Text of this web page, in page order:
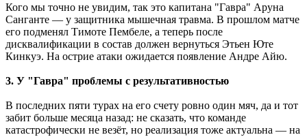
Кого мы точно не увидим, так это капитана "Гавра" Аруна
Санганте — у защитника мышечная травма. В прошлом матче
его подменял Тимоте Пембеле, а теперь после
дисквалификации в состав должен вернуться Этьен Юте
Кинкуэ. На острие атаки ожидается появление Андре Айю.
3. У "Гавра" проблемы с результативностью
В последних пяти турах на его счету ровно один мяч, да и тот
забит больше месяца назад: не сказать, что команде
катастрофически не везёт, но реализация тоже актуальна — на